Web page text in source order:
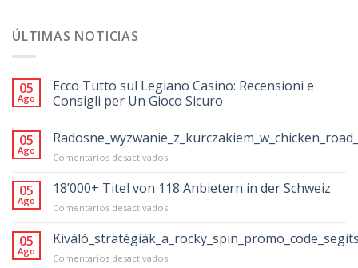
ÚLTIMAS NOTICIAS
05
Ago
Ecco Tutto sul Legiano Casino: Recensioni e
Consigli per Un Gioco Sicuro
05
Ago
Comentarios desactivadosen
05
Ago
18’000+ Titel von 118 Anbietern in der Schweiz
Comentarios desactivadosen
Titel
von
118
05
Ago
Comentarios desactivadosen